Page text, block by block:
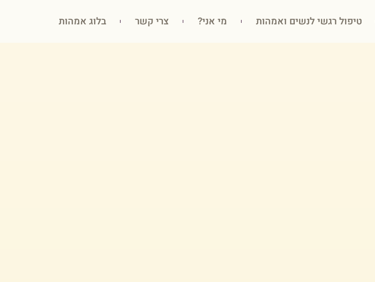
טיפול רגשי לנשים ואמהות מי אני? צרי קשר בלוג אמהות